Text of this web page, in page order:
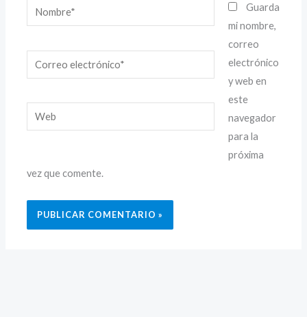
Nombre*
Correo
electrónico*
Web
Guarda
mi nombre,
correo
electrónico
y web en
este
navegador
para la
próxima
vez que comente.